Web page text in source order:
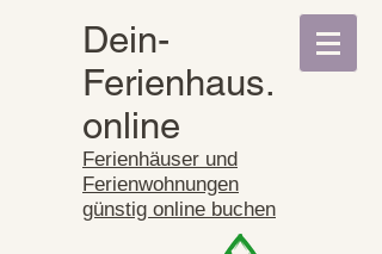
Dein-
Ferienhaus.
online
Ferienhäuser und
Ferienwohnungen
günstig online buchen